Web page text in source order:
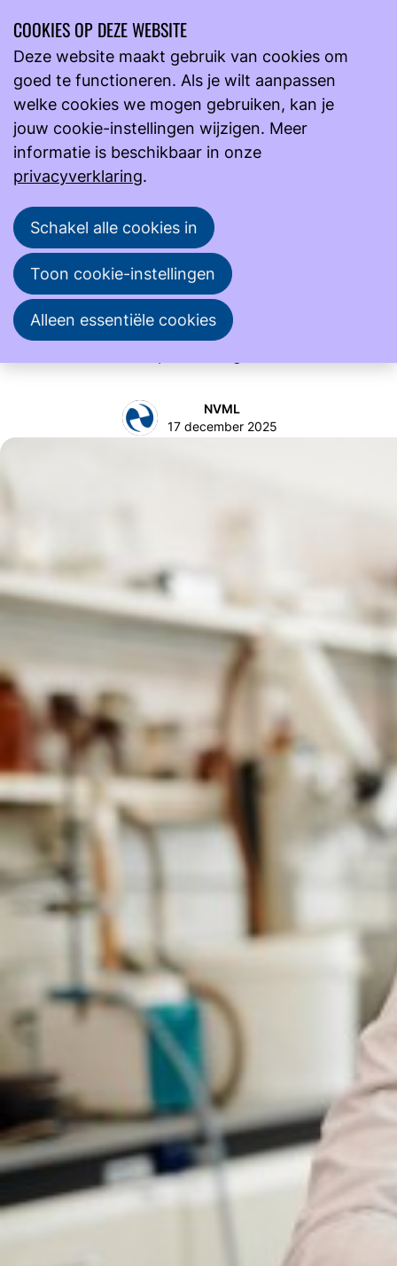
Actueel
Nieuws
Online Meet-up Toekomstig Analist: samen bouwen aan
de toekomst van het vak
Online Meet-up Toekomstig Analist: samen bouwen aan de toekomst
Hoe zorgen we ervoor dat het vak van medisch
analist ook in de toekomst aantrekkelijk, zichtbaar
en goed bemenst blijft? Die vraag leeft breed in het
laboratoriumveld en stond centraal tijdens de 4e
Online Meet-up Toekomstig Analist ‘Onbekend
NVML
17 december 2025
COOKIES OP DEZE WEBSITE
Deze website maakt gebruik van cookies om
goed te functioneren. Als je wilt aanpassen
welke cookies we mogen gebruiken, kan je
jouw cookie-instellingen wijzigen. Meer
informatie is beschikbaar in onze
privacyverklaring.
Schakel alle cookies in
Toon cookie-instellingen
Alleen essentiële cookies